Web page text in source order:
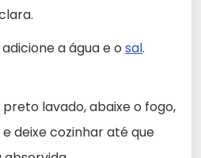
a água e o sal.
lavado, abaixe o fogo,
deixe cozinhar até que